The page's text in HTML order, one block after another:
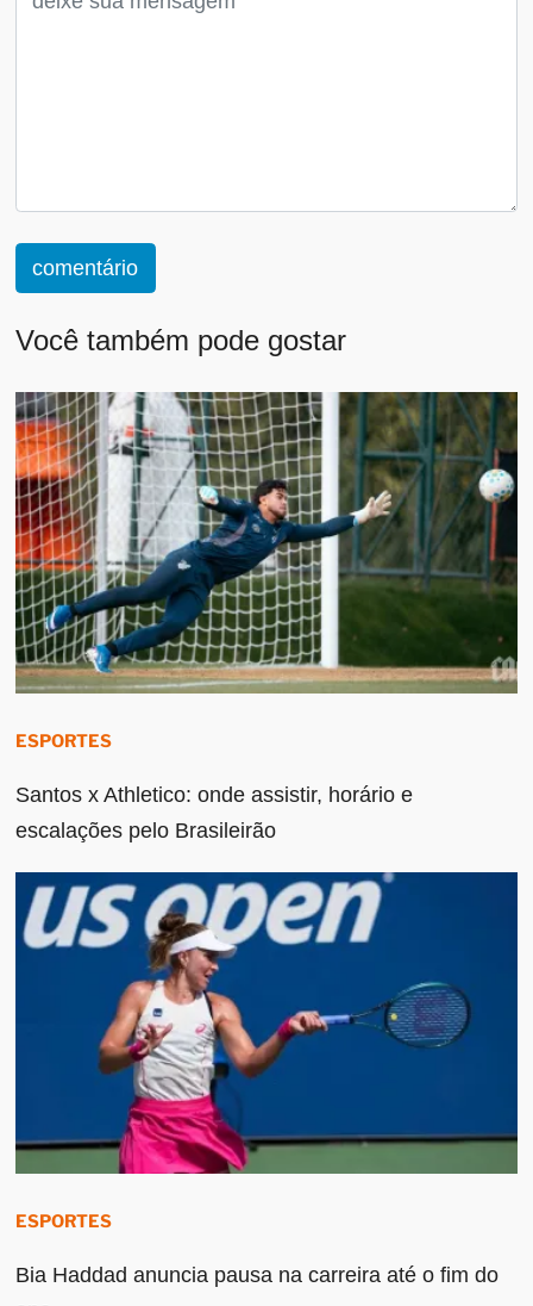
comentário
Você também pode gostar
ESPORTES
Santos x Athletico: onde assistir, horário e
escalações pelo Brasileirão
ESPORTES
Bia Haddad anuncia pausa na carreira até o fim do